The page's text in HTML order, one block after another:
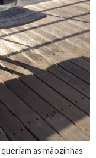
as mãozinhas